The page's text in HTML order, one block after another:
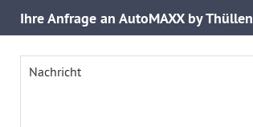
IhreAnfrage an AutoMAXX by Thüllen
Nachricht